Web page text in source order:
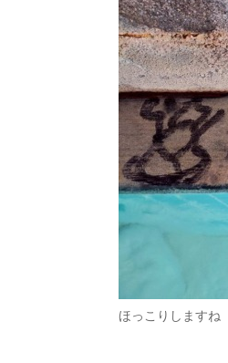
ほっこりしますね